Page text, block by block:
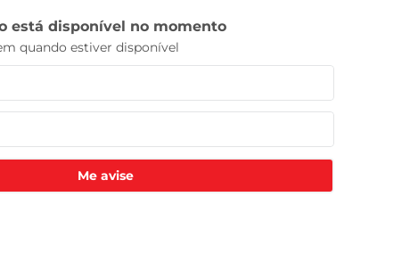
Me avise